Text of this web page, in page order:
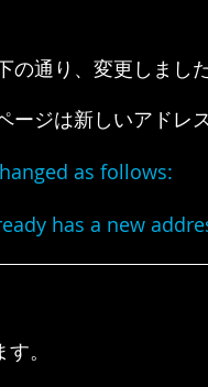
の通り、変更しまし
ージは新しいアドレ
as follows:
has a new
。